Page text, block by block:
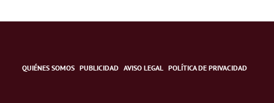
QUIÉNES SOMOS PUBLICIDAD AVISO LEGAL POLÍTICA DE PRIVACIDAD